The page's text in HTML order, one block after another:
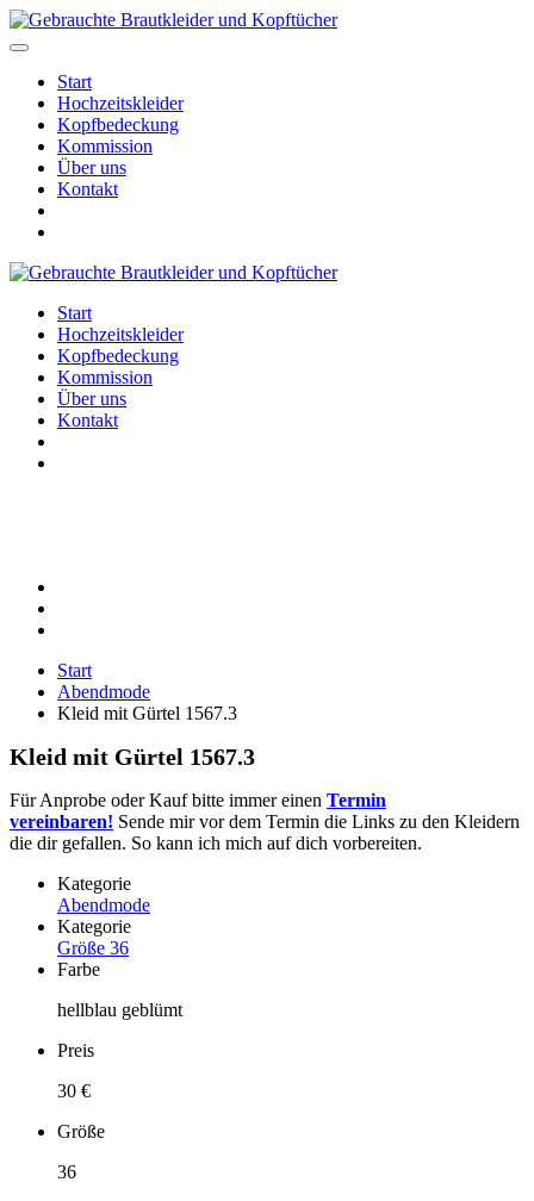
Start
Hochzeitskleider
Kopfbedeckung
Kommission
Über uns
Kontakt
Start
Hochzeitskleider
Kopfbedeckung
Kommission
Über uns
Kontakt
Start
Abendmode
Kleid mit Gürtel 1567.3
Kleid mit Gürtel 1567.3
Für Anprobe oder Kauf bitte immer einen Termin
vereinbaren! Sende mir vor dem Termin die Links zu den Kleidern
die dir gefallen. So kann ich mich auf dich vorbereiten.
Kategorie
Abendmode
Kategorie
Größe 36
Farbe
hellblau geblümt
Preis
30 €
Größe
36